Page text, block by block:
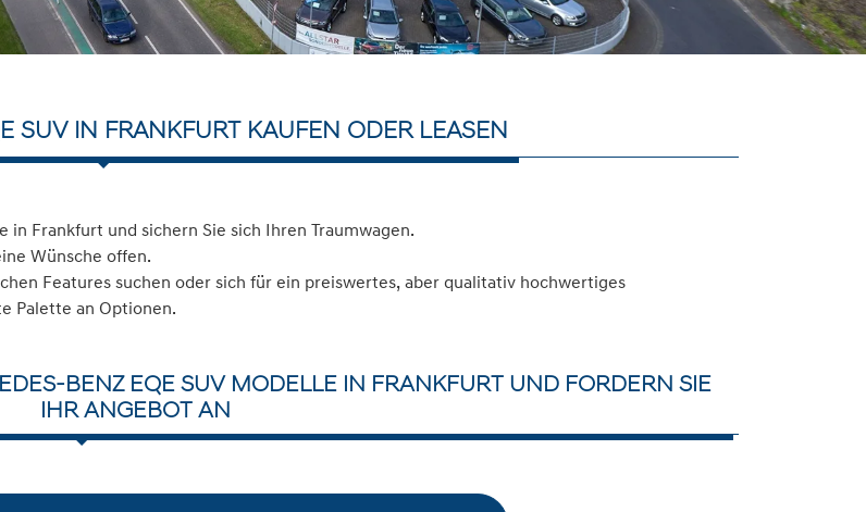
SUV IN FRANKFURT KAUFEN ODER LEASEN
in Frankfurt und sichern Sie sich Ihren Traumwagen.
Wünsche offen.
Features suchen oder sich für ein preiswertes, aber qualitativ hochwertiges
Palette an Optionen.
BENZ EQE SUV MODELLE IN FRANKFURT UND FORDERN SIE
IHR ANGEBOT AN